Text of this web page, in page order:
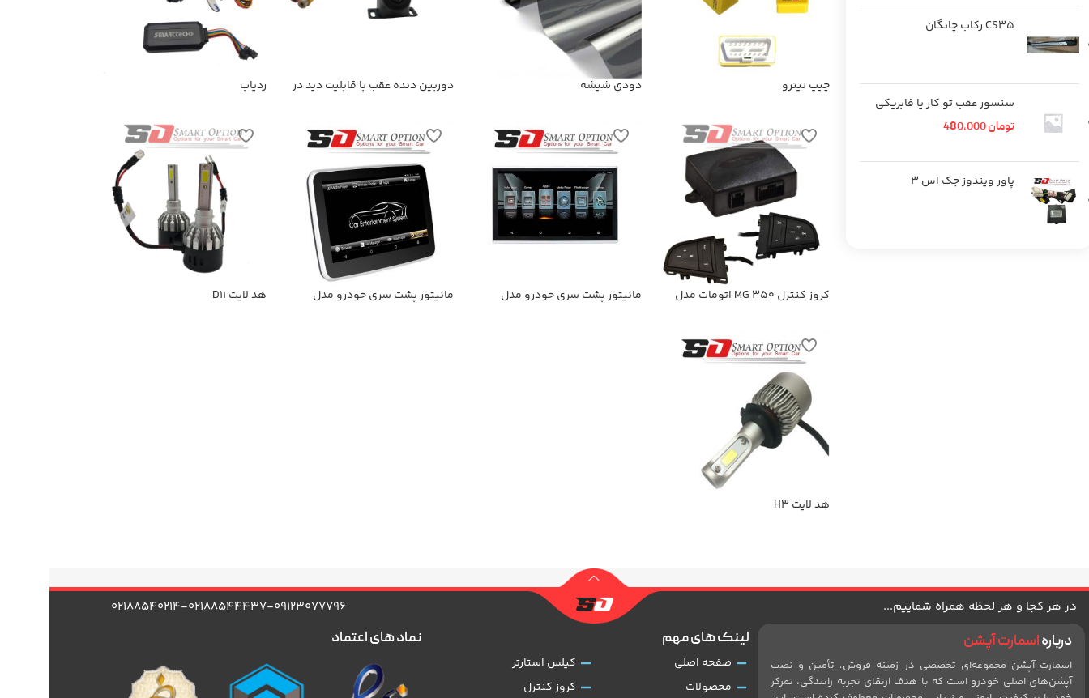
CS35 رکاب چانگان
سنسور عقب تو کار یا فابریکی
تومان
پاور ویندوز جک اس 3
چیپ نیترو دودی شیشه
دوربین دنده عقب با قابلیت دید در
ردیاب
کروز کنترل MG 350 اتومات مدل
مانیتور پشت سری خودرو مدل
مانیتور پشت سری خودرو مدل
هد لایت D11
هد لایت H3
در هر کجا و هر لحظه همراه شماییم... ۰۲۱۸۸۵۴۰۲۱۴-۰۲۱۸۸۵۴۴۴۳۷-۰۹۱۲۳۰۷۷۷۹۶
دربارهاسمارت آپشن
اسمارت آپشن مجموعه‌ای تخصصی در زمینه فروش، تأمین و نصب
آپشن‌های اصلی خودرو است که با هدف ارتقای تجربه رانندگی، تمرکز
لینک های مهم
صفحه اصلی
محصولات
کیلس استارتر
کروز کنترل
نماد های اعتماد